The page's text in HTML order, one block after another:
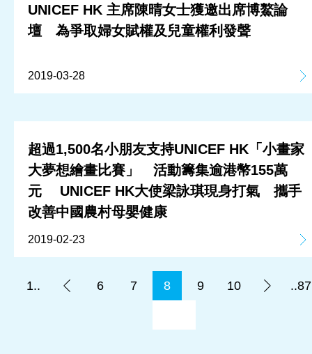
UNICEF HK 主席陳晴女士獲邀出席博鰲論
壇 為爭取婦女賦權及兒童權利發聲
2019-03-28
超過1,500名小朋友支持UNICEF HK「小畫家
大夢想繪畫比賽」 活動籌集逾港幣155萬
元 UNICEF HK大使梁詠琪現身打氣 攜手
改善中國農村母嬰健康
2019-02-23
1.. 6 7 8 9 10 ..87